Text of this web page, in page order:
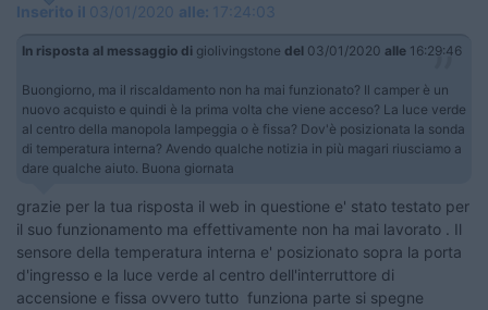
Inserito il 03/01/2020 alle: 17:24:03
In risposta al messaggio di giolivingstone del 03/01/2020 alle 16:29:46
Buongiorno, ma il riscaldamento non ha mai funzionato? Il camper è un
nuovo acquisto e quindi è la prima volta che viene acceso? La luce verde
al centro della manopola lampeggia o è fissa? Dov'è posizionata la sonda
di temperatura interna? Avendo qualche notizia in più magari riusciamo a
dare qualche aiuto. Buona giornata
grazie per la tua risposta il web in questione e' stato testato per
il suo funzionamento ma effettivamente non ha mai lavorato . Il
sensore della temperatura interna e' posizionato sopra la porta
d'ingresso e la luce verde al centro dell'interruttore di
accensione e fissa ovvero tutto funziona parte si spegne